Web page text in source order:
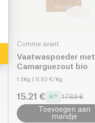
Comme avant
Vaatwaspoeder met
Camarguezout bio
1.5Kg | 11.93 €/Kg
15.21 € 17.89 €
Toevoegen aan
mandje